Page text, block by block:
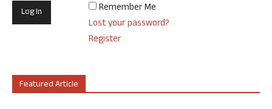
Remember Me
Lost your password?
Register
Featured Article